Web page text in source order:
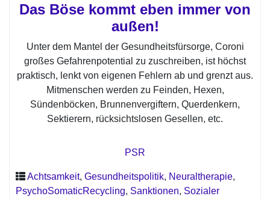
Das Böse kommt eben immer von
außen!
Unter dem Mantel der Gesundheitsfürsorge, Coroni
großes Gefahrenpotential zu zuschreiben, ist höchst
praktisch, lenkt von eigenen Fehlern ab und grenzt aus.
Mitmenschen werden zu Feinden, Hexen,
Sündenböcken, Brunnenvergiftern, Querdenkern,
Sektierern, rücksichtslosen Gesellen, etc.
PSR
Achtsamkeit, Gesundheitspolitik, Neuraltherapie,
PsychoSomaticRecycling, Sanktionen, Sozialer